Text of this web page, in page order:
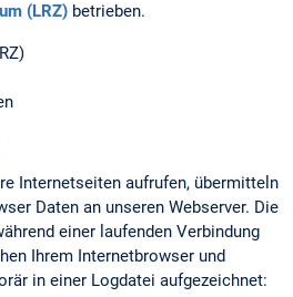
(LRZ) betrieben.
Internetseiten aufrufen, übermitteln
Daten an unseren Webserver. Die
einer laufenden Verbindung
Ihrem Internetbrowser und
in einer Logdatei aufgezeichnet: